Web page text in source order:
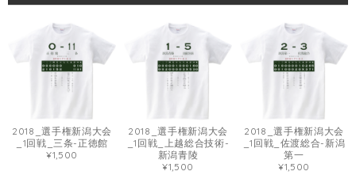
2018_選手権新潟大会
_1回戦_三条-正徳館
¥1,500
2018_選手権新潟大会
_1回戦_上越総合技術-
新潟青陵
¥1,500
2018_選手権新潟大会
_1回戦_佐渡総合-新潟
第一
¥1,500